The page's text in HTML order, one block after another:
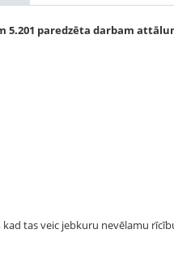
paredzēta darbam
tas veic jebkuru nevēlamu